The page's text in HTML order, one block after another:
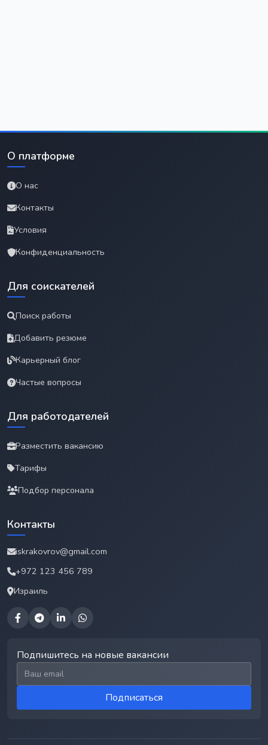
О платформе
О нас
Контакты
Условия
Конфиденциальность
Для соискателей
Поиск работы
Добавить резюме
Карьерный блог
Частые вопросы
Для работодателей
Разместить вакансию
Тарифы
Подбор персонала
Контакты
iskrakovrov@gmail.com
+972 123 456 789
Израиль
Подпишитесь на новые вакансии
Email для подписки
Подписаться